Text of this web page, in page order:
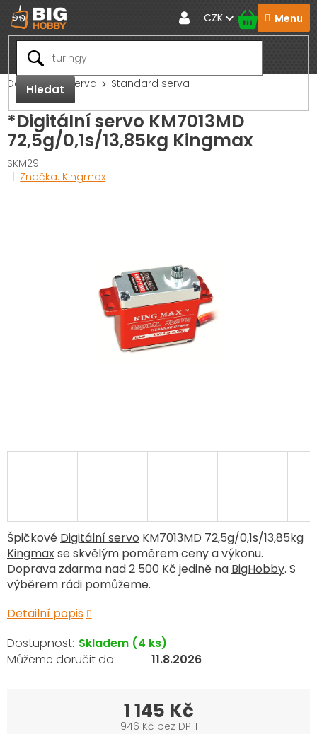
Přejít
na
obsah
Hledat
CZK
Domů RC Serva Standard serva
*Digitální servo KM7013MD
72,5g/0,1s/13,85kg Kingmax
SKM29
Značka: Kingmax
Špičkové Digitální servo KM7013MD 72,5g/0,1s/13,85kg
Kingmaxse skvělým poměrem ceny a výkonu.
Doprava zdarma nad 2 500 Kč jedině na BigHobby. S
výběrem rádi pomůžeme.
Detailní popis
Skladem (4 ks)
11.8.2026
1 145 Kč
946 Kč bez DPH